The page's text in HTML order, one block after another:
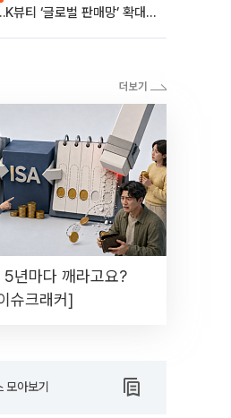
뷰티 ‘글로벌 판매망’ 확대
년마다 깨라고요?
슈크래커]
모아보기